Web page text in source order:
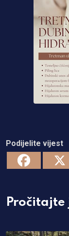
Podijelite vijest
Pročitajte